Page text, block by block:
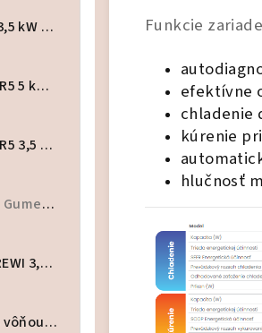
Inventor klimatizácia LEON 3,5 kW
Set vonkajšia a vnútorná
Inventor klimatizácia ARIA AR5 5 kW
Set vonkajšia a vnútorná
Inventor klimatizácia ARIA AR5 3,5 kW
Set vonkajšia a vnútorná
Gumené a plastové podstavce
Vivax W-Design ACP-12CH35REWI 3,5 kW nástenná klimatizácia
Set
ČISTIČ VÝPARNÍKA A DEZINF. s vôňou PurAire ECD 5L
Čistenie/
Funkcie
efektívne
chladenie
kúrenie
hlučnosť